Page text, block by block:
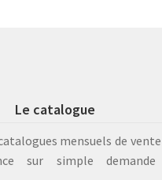
Le catalogue
mensuels de
sur simple